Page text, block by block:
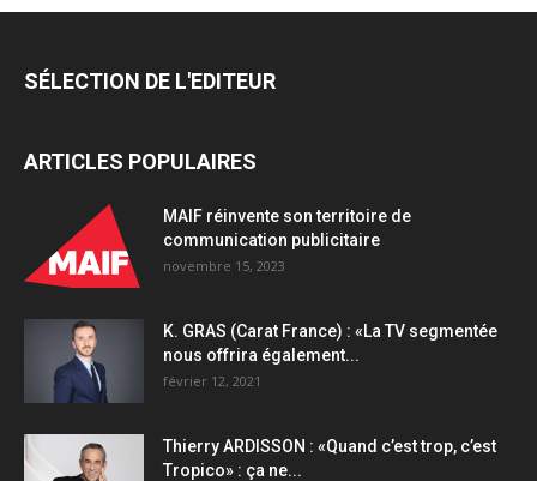
SÉLECTION DE L'EDITEUR
ARTICLES POPULAIRES
MAIF réinvente son territoire de
communication publicitaire
novembre 15, 2023
K. GRAS (Carat France) : «La TV segmentée
nous offrira également...
février 12, 2021
Thierry ARDISSON : «Quand c’est trop, c’est
Tropico» : ça ne...